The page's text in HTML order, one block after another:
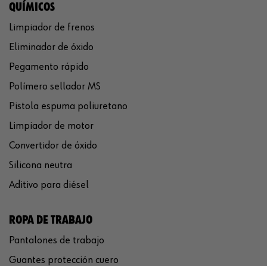
QUÍMICOS
Limpiador de frenos
Eliminador de óxido
Pegamento rápido
Polímero sellador MS
Pistola espuma poliuretano
Limpiador de motor
Convertidor de óxido
Silicona neutra
Aditivo para diésel
ROPA DE TRABAJO
Pantalones de trabajo
Guantes protección cuero